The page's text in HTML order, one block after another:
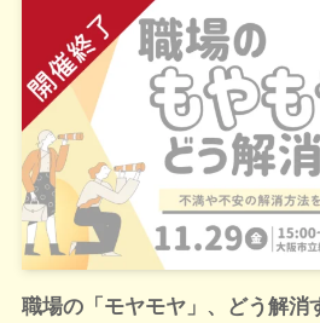
職場の「モヤモヤ」、どう解消